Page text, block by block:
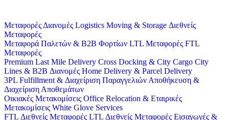
Μεταφορές Διανομές Logistics Moving & Storage Διεθνείς
Μεταφορές
Μεταφορά Παλετών & B2B Φορτίων LTL Μεταφορές FTL
Μεταφορές
Premium Last Mile Delivery Cross Docking & City Cargo City
Lines & B2B Διανομές Home Delivery & Parcel Delivery
3PL Fulfillment & Διαχείριση Παραγγελιών Αποθήκευση &
Διαχείριση Αποθεμάτων
Οικιακές Μετακομίσεις Office Relocation & Εταιρικές
Μετακομίσεις White Glove Services
FTL Διεθνείς Μεταφορές LTL Διεθνείς Μεταφορές Εισαγωγές &